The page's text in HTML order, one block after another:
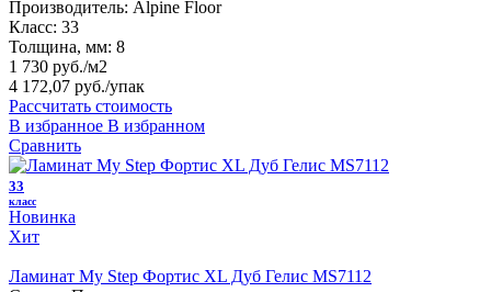
Производитель: Alpine Floor
Класс: 33
Толщина, мм: 8
1 730 руб./м2
4 172,07 руб./упак
Рассчитать стоимость
В избранное В избранном
Сравнить
33
класс
Новинка
Хит
Ламинат My Step Фортис XL Дуб Гелис MS7112